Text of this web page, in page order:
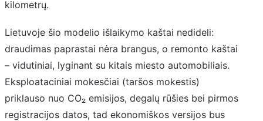
kilometrų.
Lietuvoje šio modelio išlaikymo kaštai nedideli:
draudimas paprastai nėra brangus, o remonto kaštai
– vidutiniai, lyginant su kitais miesto automobiliais.
Eksploataciniai mokesčiai (taršos mokestis)
priklauso nuo CO₂ emisijos, degalų rūšies bei pirmos
registracijos datos, tad ekonomiškos versijos bus